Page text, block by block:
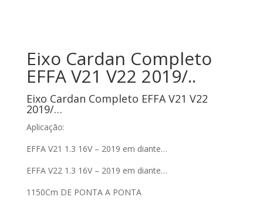
Eixo Cardan Completo
EFFA V21 V22 2019/..
Eixo Cardan Completo EFFA V21 V22
2019/…
Aplicação:
EFFA V21 1.3 16V – 2019 em diante…
EFFA V22 1.3 16V – 2019 em diante…
1150Cm DE PONTA A PONTA